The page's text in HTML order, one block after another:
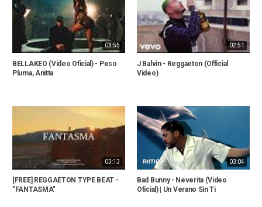
03:55
BELLAKEO (Video Oficial) - Peso
Pluma, Anitta
02:51
J Balvin - Reggaeton (Official
Video)
03:13
[FREE] REGGAETON TYPE BEAT -
"FANTASMA"
03:04
Bad Bunny - Neverita (Video
Oficial) | Un Verano Sin Ti